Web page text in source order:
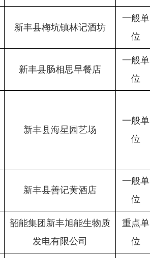
新丰县梅坑镇林记酒坊
一般单
位
新丰县肠相思早餐店
一般单
位
新丰县海星园艺场
一般单
位
新丰县善记黄酒店
一般单
位
韶能集团新丰旭能生物质
发电有限公司
重点单
位